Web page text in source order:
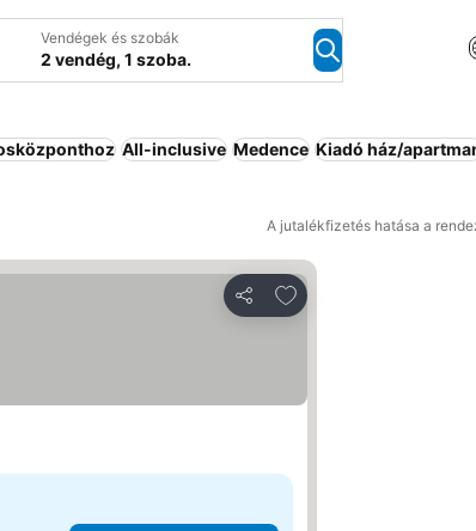
Vendégek és szobák
2 vendég, 1 szoba.
All-inclusive Medence Kiadó ház/
A jutalékfizetés hatása a
Megosztás
Hozzáadás a